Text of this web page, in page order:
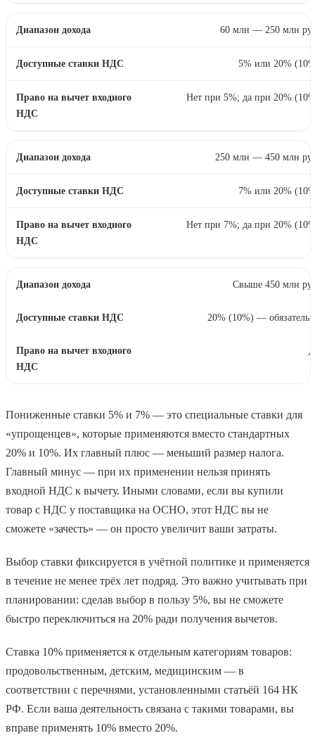
60 млн — 250 млн
5% или 20%
Нет при 5%; да при 20%
250 млн — 450 млн
7% или 20%
Нет при 7%; да при 20%
Свыше 450 млн
20% (10%) —
Пониженные ставки 5% и 7% — это специальные ставки для
«упрощенцев», которые применяются вместо стандартных
20% и 10%. Их главный плюс — меньший размер налога.
Главный минус — при их применении нельзя принять
входной НДС к вычету. Иными словами, если вы купили
товар с НДС у поставщика на ОСНО, этот НДС вы не
сможете «зачесть» — он просто увеличит ваши затраты.
Выбор ставки фиксируется в учётной политике и применяется
в течение не менее трёх лет подряд. Это важно учитывать при
планировании: сделав выбор в пользу 5%, вы не сможете
быстро переключиться на 20% ради получения вычетов.
Ставка 10% применяется к отдельным категориям товаров:
продовольственным, детским, медицинским — в
соответствии с перечнями, установленными статьёй 164 НК
РФ. Если ваша деятельность связана с такими товарами, вы
вправе применять 10% вместо 20%.